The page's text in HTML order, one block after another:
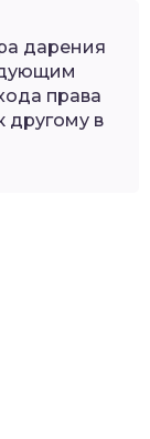
дарения
права
другому в